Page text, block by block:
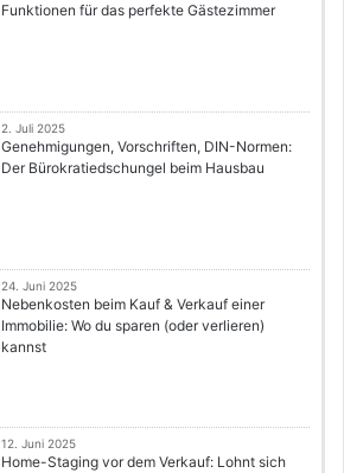
Funktionen für das perfekte Gästezimmer
2. Juli 2025
Genehmigungen, Vorschriften, DIN-Normen:
Der Bürokratiedschungel beim Hausbau
24. Juni 2025
Nebenkosten beim Kauf & Verkauf einer
Immobilie: Wo du sparen (oder verlieren)
kannst
12. Juni 2025
Home-Staging vor dem Verkauf: Lohnt sich